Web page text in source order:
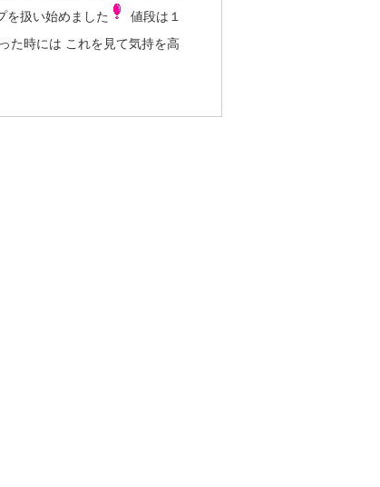
を扱い始めました
値段は１
た時には これを見て気持を高